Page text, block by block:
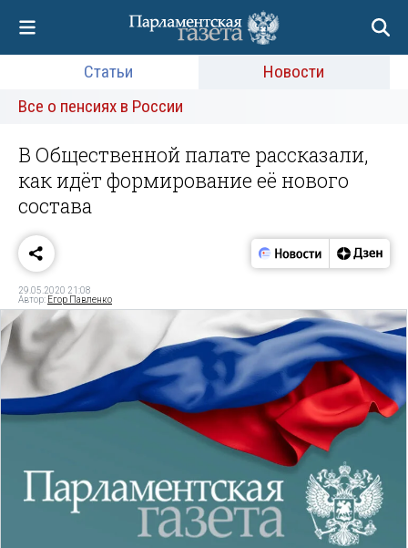
Статьи
Новости
Все о пенсиях в России
В Общественной палате рассказали,
как идёт формирование её нового
состава
29.05.2020 21:08
Автор: Егор Павленко